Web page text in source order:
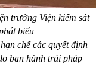
trưởng Viện kiểm sát
biểu
chế các quyết định
ban hành trái pháp